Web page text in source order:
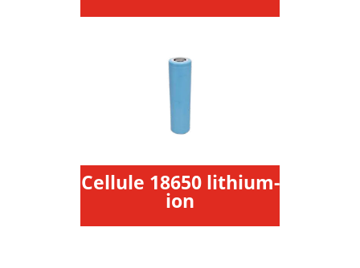
Cellule 18650 lithium-
ion